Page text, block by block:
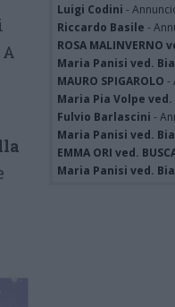
Luigi Codini -
Riccardo Basile -
ROSA MALINVERNO
Maria Panisi ved.
MAURO SPIGAROLO -
Maria Pia Volpe
Fulvio Barlascini -
Maria Panisi ved.
EMMA ORI ved.
Maria Panisi ved.